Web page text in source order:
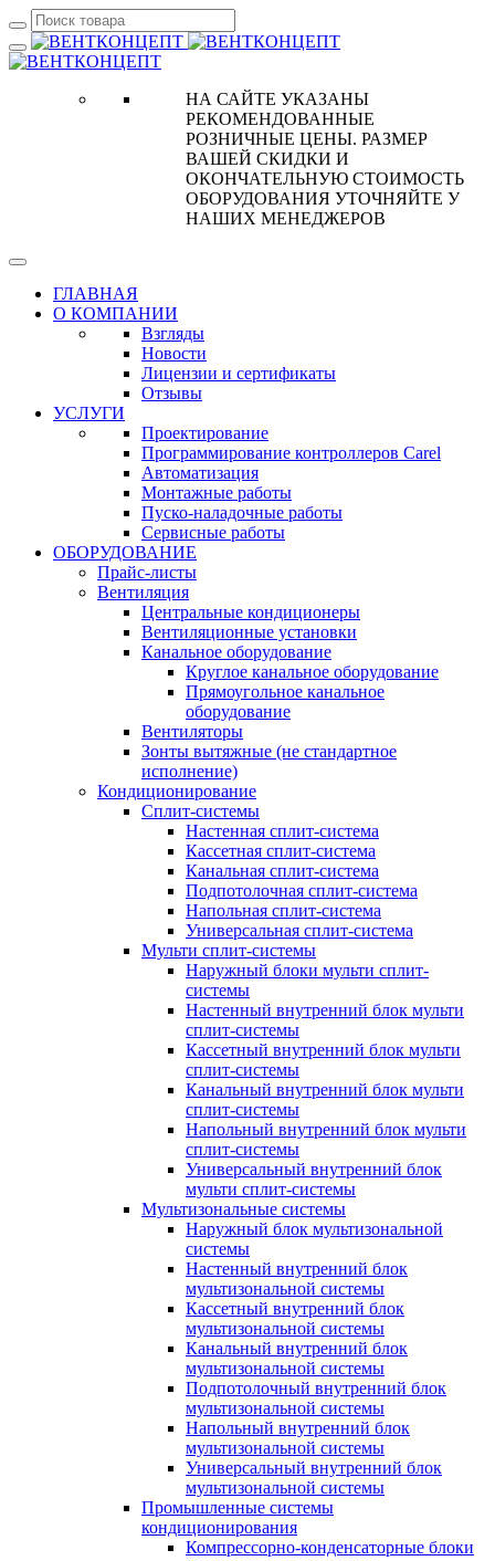
НА САЙТЕ УКАЗАНЫ
РЕКОМЕНДОВАННЫЕ
РОЗНИЧНЫЕ ЦЕНЫ. РАЗМЕР
ВАШЕЙ СКИДКИ И
ОКОНЧАТЕЛЬНУЮ СТОИМОСТЬ
ОБОРУДОВАНИЯ УТОЧНЯЙТЕ У
НАШИХ МЕНЕДЖЕРОВ
ГЛАВНАЯ
О КОМПАНИИ
Взгляды
Новости
Лицензии и сертификаты
Отзывы
УСЛУГИ
Проектирование
Программирование контроллеров Carel
Автоматизация
Монтажные работы
Пуско-наладочные работы
Сервисные работы
ОБОРУДОВАНИЕ
Прайс-листы
Вентиляция
Центральные кондиционеры
Вентиляционные установки
Канальное оборудование
Круглое канальное оборудование
Прямоугольное канальное
оборудование
Вентиляторы
Зонты вытяжные (не стандартное
исполнение)
Кондиционирование
Сплит-системы
Настенная сплит-система
Кассетная сплит-система
Канальная сплит-система
Подпотолочная сплит-система
Напольная сплит-система
Универсальная сплит-система
Мульти сплит-системы
Наружный блоки мульти сплит-
системы
Настенный внутренний блок мульти
сплит-системы
Кассетный внутренний блок мульти
сплит-системы
Канальный внутренний блок мульти
сплит-системы
Напольный внутренний блок мульти
сплит-системы
Универсальный внутренний блок
мульти сплит-системы
Мультизональные системы
Наружный блок мультизональной
системы
Настенный внутренний блок
мультизональной системы
Кассетный внутренний блок
мультизональной системы
Канальный внутренний блок
мультизональной системы
Подпотолочный внутренний блок
мультизональной системы
Напольный внутренний блок
мультизональной системы
Универсальный внутренний блок
мультизональной системы
Промышленные системы
кондиционирования
Компрессорно-конденсаторные блоки